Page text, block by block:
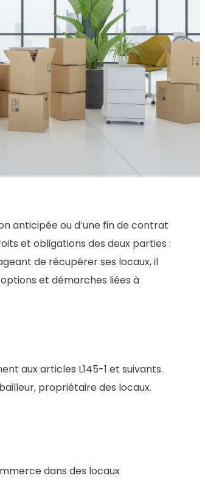
anticipée ou d’une fin de contrat
et obligations des deux parties :
de récupérer ses locaux, il
et démarches liées à
aux articles L145-1 et suivants.
propriétaire des locaux.
dans des locaux